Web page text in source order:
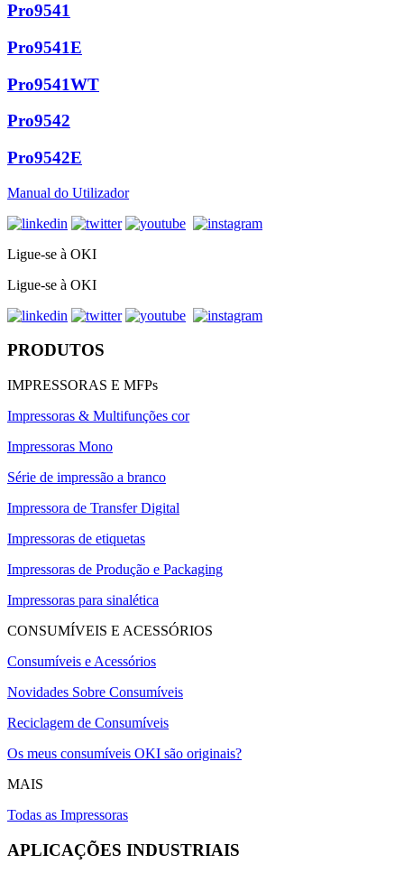
Pro9541
Pro9541E
Pro9541WT
Pro9542
Pro9542E
Manual do Utilizador
Ligue-se à OKI
Ligue-se à OKI
PRODUTOS
IMPRESSORAS E MFPs
Impressoras & Multifunções cor
Impressoras Mono
Série de impressão a branco
Impressora de Transfer Digital
Impressoras de etiquetas
Impressoras de Produção e Packaging
Impressoras para sinalética
CONSUMÍVEIS E ACESSÓRIOS
Consumíveis e Acessórios
Novidades Sobre Consumíveis
Reciclagem de Consumíveis
Os meus consumíveis OKI são originais?
MAIS
Todas as Impressoras
APLICAÇÕES INDUSTRIAIS